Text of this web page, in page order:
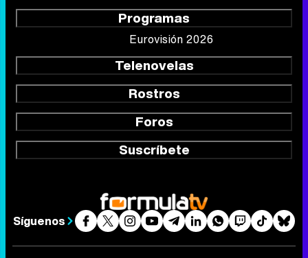
Programas
Eurovisión 2026
Telenovelas
Rostros
Foros
Suscríbete
Síguenos